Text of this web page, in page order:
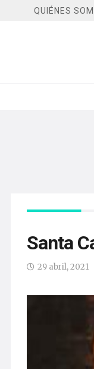
QUIÉNES
Santa
29 abril, 2021